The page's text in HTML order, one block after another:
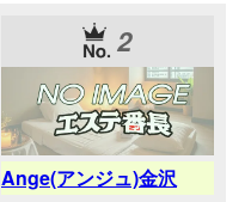
2
Ange(アンジュ)金沢